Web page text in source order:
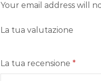
Your email address will
La tua valutazione
La tua recensione *